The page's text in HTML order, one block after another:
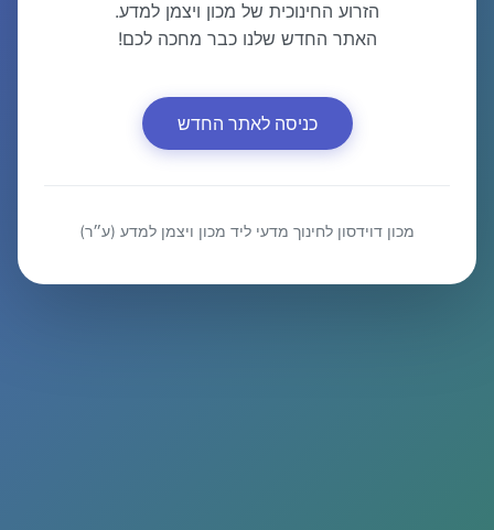
הזרוע החינוכית של מכון ויצמן למדע.
האתר החדש שלנו כבר מחכה לכם!
כניסה לאתר החדש
מכון דוידסון לחינוך מדעי ליד מכון ויצמן למדע (ע״ר)